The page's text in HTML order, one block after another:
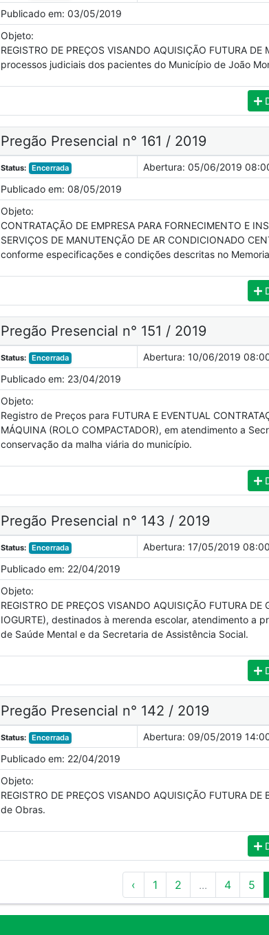
Publicado em: 03/05/2019
Objeto:
REGISTRO DE PREÇOS VISANDO AQUISIÇÃO FUTURA
processos judiciais dos pacientes do Município de João
Pregão Presencial n° 161 / 2019
Status: Encerrada Abertura: 05/06/2019
Publicado em: 08/05/2019
Objeto:
CONTRATAÇÃO DE EMPRESA PARA FORNECIMENTO E
SERVIÇOS DE MANUTENÇÃO DE AR CONDICIONADO
conforme especificações e condições descritas no
Pregão Presencial n° 151 / 2019
Status: Encerrada Abertura: 10/06/2019
Publicado em: 23/04/2019
Objeto:
Registro de Preços para FUTURA E EVENTUAL
MÁQUINA (ROLO COMPACTADOR), em atendimento a
conservação da malha viária do município.
Pregão Presencial n° 143 / 2019
Status: Encerrada Abertura: 17/05/2019
Publicado em: 22/04/2019
Objeto:
REGISTRO DE PREÇOS VISANDO AQUISIÇÃO FUTURA
IOGURTE), destinados à merenda escolar, atendimento a
de Saúde Mental e da Secretaria de Assistência Social.
Pregão Presencial n° 142 / 2019
Status: Encerrada Abertura: 09/05/2019
Publicado em: 22/04/2019
Objeto:
REGISTRO DE PREÇOS VISANDO AQUISIÇÃO FUTURA
de Obras.
‹ 1 2 ... 4 5